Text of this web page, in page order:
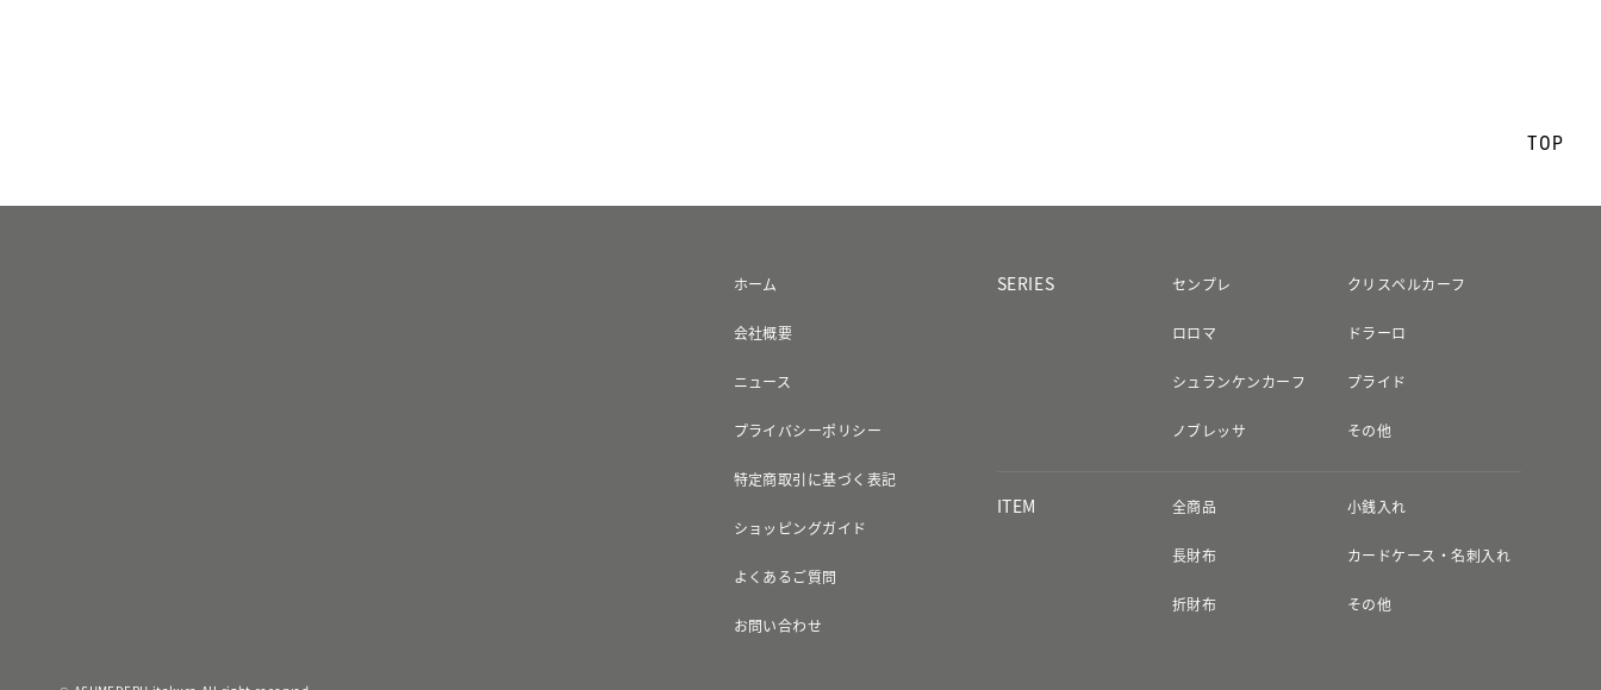
TOP
ホーム
会社概要
ニュース
プライバシーポリシー
特定商取引に基づく表記
ショッピングガイド
よくあるご質問
お問い合わせ
SERIES センプレ
ロロマ
シュランケンカーフ
ノブレッサ
クリスペルカーフ
ドラーロ
プライド
その他
ITEM 全商品
長財布
折財布
小銭入れ
カードケース・名刺入れ
その他